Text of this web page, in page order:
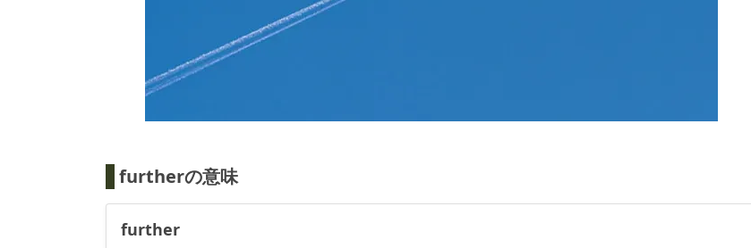
furtherの意味
further